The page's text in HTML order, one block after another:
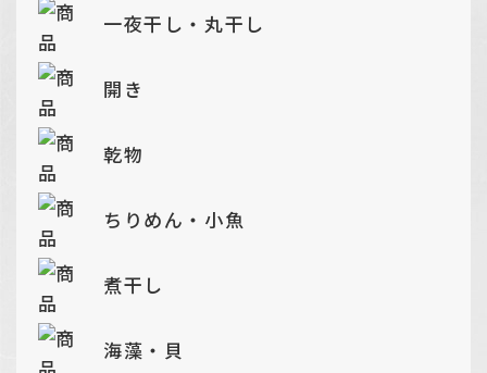
一夜干し・丸干し
開き
乾物
ちりめん・小魚
煮干し
海藻・貝